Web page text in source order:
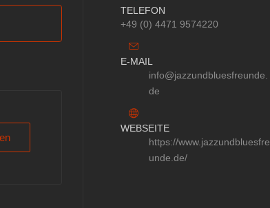
TELEFON
+49 (0) 4471 9574220
E-MAIL
info@jazzundbluesfreunde.
de
WEBSEITE
https://www.jazzundbluesfre
unde.de/